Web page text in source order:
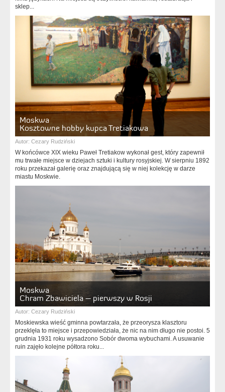
sklep...
Moskwa
Kosztowne hobby kupca Tretiakowa
Autor: Cezary Rudziński
W końcówce XIX wieku Paweł Tretiakow wykonał gest, który zapewnił
mu trwałe miejsce w dziejach sztuki i kultury rosyjskiej. W sierpniu 1892
roku przekazał galerię oraz znajdującą się w niej kolekcję w darze
miastu Moskwie.
Moskwa
Chram Zbawiciela – pierwszy w Rosji
Autor: Cezary Rudziński
Moskiewska wieść gminna powtarzała, że przeorysza klasztoru
przeklęła to miejsce i przepowiedziała, że nic na nim długo nie postoi. 5
grudnia 1931 roku wysadzono Sobór dwoma wybuchami. A usuwanie
ruin zajęło kolejne półtora roku...